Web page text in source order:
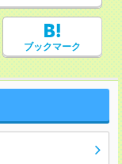
ブックマーク